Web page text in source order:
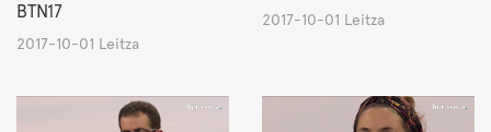
BTN17
2017-10-01 Leitza
2017-10-01 Leitza